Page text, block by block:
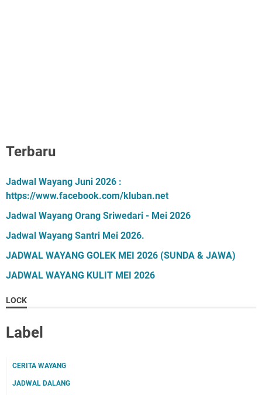
Terbaru
Jadwal Wayang Juni 2026 :
https://www.facebook.com/kluban.net
Jadwal Wayang Orang Sriwedari - Mei 2026
Jadwal Wayang Santri Mei 2026.
JADWAL WAYANG GOLEK MEI 2026 (SUNDA & JAWA)
JADWAL WAYANG KULIT MEI 2026
LOCK
Label
CERITA WAYANG
JADWAL DALANG